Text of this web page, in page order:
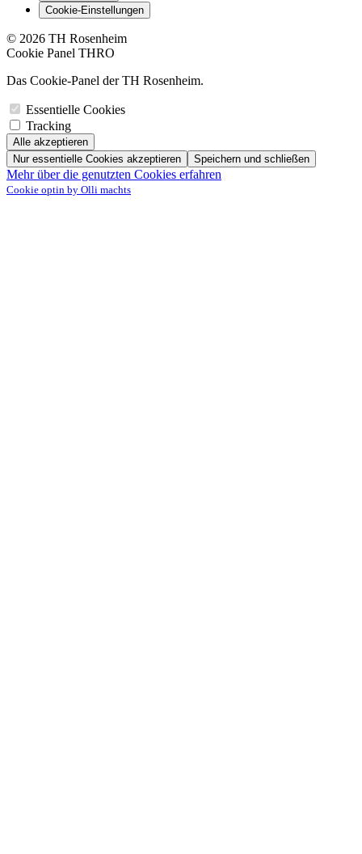
Cookie-Einstellungen
© 2026 TH Rosenheim
Cookie Panel THRO
Das Cookie-Panel der TH Rosenheim.
Essentielle Cookies
Tracking
Alle akzeptieren
Nur essentielle Cookies akzeptieren
Speichern und schließen
Mehr über die genutzten Cookies erfahren
Cookie optin by Olli machts